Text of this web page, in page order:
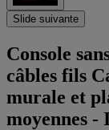
Slide suivante
Console
câbles fils
murale et
moyennes -